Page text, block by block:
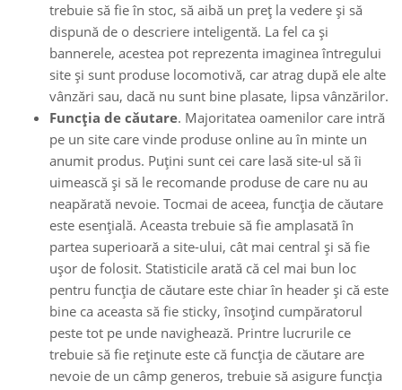
trebuie să fie în stoc, să aibă un preț la vedere și să
dispună de o descriere inteligentă. La fel ca și
bannerele, acestea pot reprezenta imaginea întregului
site și sunt produse locomotivă, car atrag după ele alte
vânzări sau, dacă nu sunt bine plasate, lipsa vânzărilor.
Funcția de căutare. Majoritatea oamenilor care intră
pe un site care vinde produse online au în minte un
anumit produs. Puțini sunt cei care lasă site-ul să îi
uimească și să le recomande produse de care nu au
neapărată nevoie. Tocmai de aceea, funcția de căutare
este esențială. Aceasta trebuie să fie amplasată în
partea superioară a site-ului, cât mai central și să fie
ușor de folosit. Statisticile arată că cel mai bun loc
pentru funcția de căutare este chiar în header și că este
bine ca aceasta să fie sticky, însoțind cumpăratorul
peste tot pe unde navighează. Printre lucrurile ce
trebuie să fie reținute este că funcția de căutare are
nevoie de un câmp generos, trebuie să asigure funcția